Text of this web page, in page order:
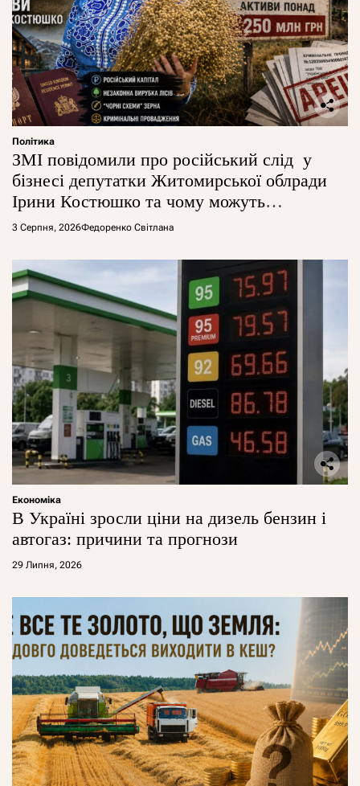
Політика
ЗМІ повідомили про російський слід у
бізнесі депутатки Житомирської облради
Ірини Костюшко та чому можуть
арештувати її активи
3 Серпня, 2026Федоренко Світлана
Економіка
В Україні зросли ціни на дизель бензин і
автогаз: причини та прогнози
29 Липня, 2026